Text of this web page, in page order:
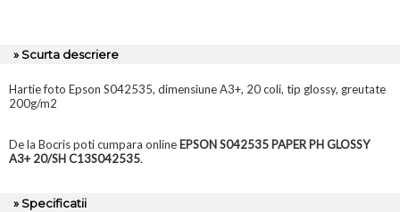
» Scurta descriere
Hartie foto Epson S042535, dimensiune A3+, 20 coli, tip glossy, greutate
200g/m2
De la Bocris poti cumpara online EPSON S042535 PAPER PH GLOSSY
A3+ 20/SH C13S042535.
» Specificatii